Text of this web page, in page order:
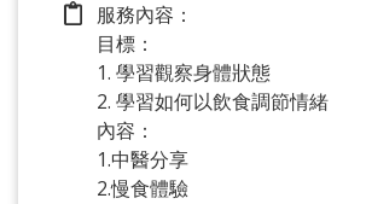
服務內容：
目標：
1. 學習觀察身體狀態
2. 學習如何以飲食調節情緒
內容：
1.中醫分享
2.慢食體驗